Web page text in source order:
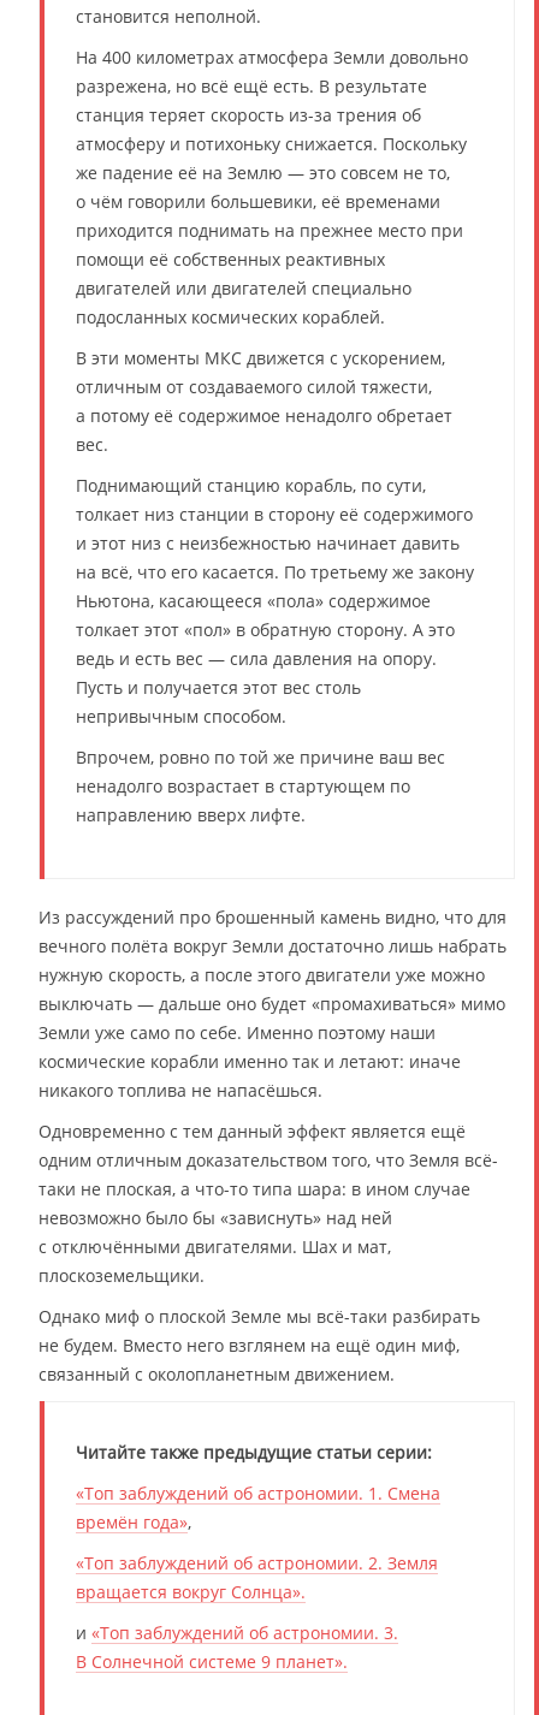
становится неполной.
На 400 километрах атмосфера Земли довольно
разрежена, но всё ещё есть. В результате
станция теряет скорость из-за трения об
атмосферу и потихоньку снижается. Поскольку
же падение её на Землю — это совсем не то,
о чём говорили большевики, её временами
приходится поднимать на прежнее место при
помощи её собственных реактивных
двигателей или двигателей специально
подосланных космических кораблей.
В эти моменты МКС движется с ускорением,
отличным от создаваемого силой тяжести,
а потому её содержимое ненадолго обретает
вес.
Поднимающий станцию корабль, по сути,
толкает низ станции в сторону её содержимого
и этот низ с неизбежностью начинает давить
на всё, что его касается. По третьему же закону
Ньютона, касающееся «пола» содержимое
толкает этот «пол» в обратную сторону. А это
ведь и есть вес — сила давления на опору.
Пусть и получается этот вес столь
непривычным способом.
Впрочем, ровно по той же причине ваш вес
ненадолго возрастает в стартующем по
направлению вверх лифте.
Из рассуждений про брошенный камень видно, что для
вечного полёта вокруг Земли достаточно лишь набрать
нужную скорость, а после этого двигатели уже можно
выключать — дальше оно будет «промахиваться» мимо
Земли уже само по себе. Именно поэтому наши
космические корабли именно так и летают: иначе
никакого топлива не напасёшься.
Одновременно с тем данный эффект является ещё
одним отличным доказательством того, что Земля всё-
таки не плоская, а что-то типа шара: в ином случае
невозможно было бы «зависнуть» над ней
с отключёнными двигателями. Шах и мат,
плоскоземельщики.
Однако миф о плоской Земле мы всё-таки разбирать
не будем. Вместо него взглянем на ещё один миф,
связанный с околопланетным движением.
Читайте также предыдущие статьи серии:
«Топ заблуждений об астрономии. 1. Смена
времён года»,
«Топ заблуждений об астрономии. 2. Земля
вращается вокруг Солнца».
и «Топ заблуждений об астрономии. 3.
В Солнечной системе 9 планет».